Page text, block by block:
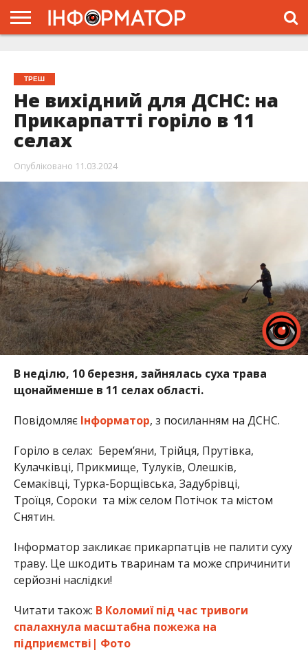
ТРЕШ
Не вихідний для ДСНС: на
Прикарпатті горіло в 11
селах
Опубліковано 11.03.2024
В неділю, 10 березня, зайнялась суха трава
щонайменше в 11 селах області.
Повідомляє Інформатор, з посиланням на ДСНС.
Горіло в селах: Берем’яни, Трійця, Прутівка,
Кулачківці, Прикмище, Тулуків, Олешків,
Семаківці, Турка-Борщівська, Задубрівці,
Троїця, Сороки та між селом Потічок та містом
Снятин.
Інформатор закликає прикарпатців не палити суху
траву. Це шкодить тваринам та може спричинити
серйозні наслідки!
Читати також: В Коломиї під час тривоги
спалахнула масштабна пожежа на
підприємстві| Фото